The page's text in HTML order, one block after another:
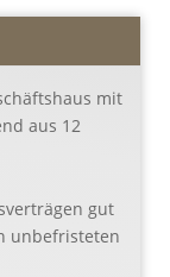
mit
aus 12
gut
unbefristeten